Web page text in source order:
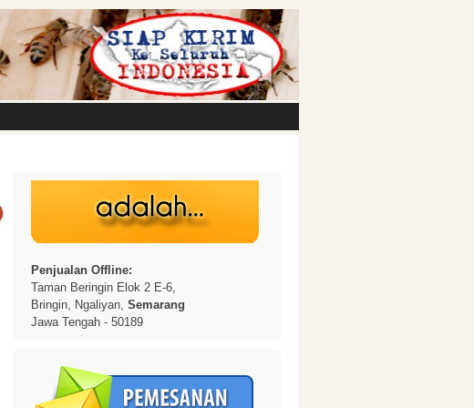
Penjualan Offline:
Taman Beringin Elok 2 E-6,
Bringin, Ngaliyan,Semarang
Jawa Tengah - 50189